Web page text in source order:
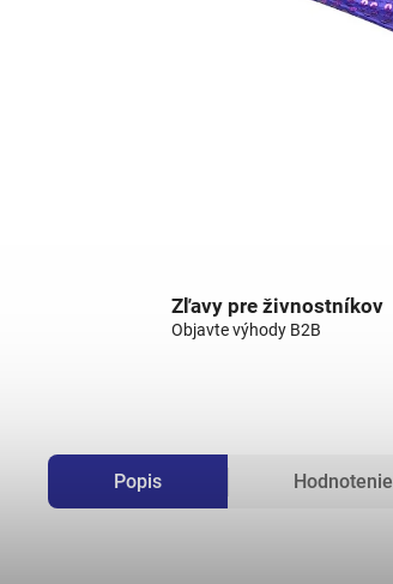
Zľavy pre živnostníkov
Objavte výhody B2B
Popis Hodnotenie